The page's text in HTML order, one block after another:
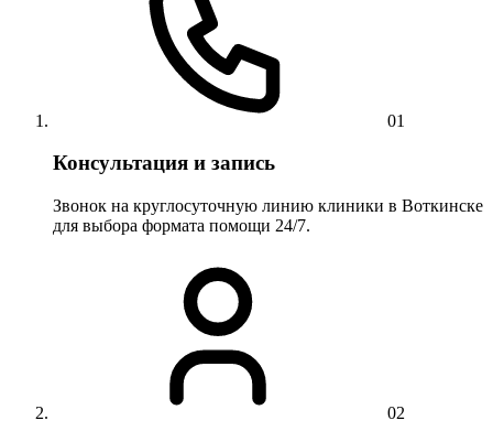
01
Консультация и запись
Звонок на круглосуточную линию клиники в Воткинске
для выбора формата помощи 24/7.
02